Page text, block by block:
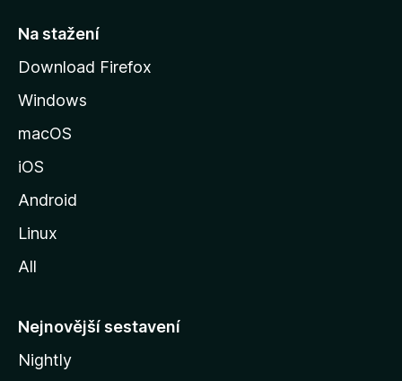
t
á
n
M
o
l
y
Na stažení
Download Firefox
Windows
macOS
iOS
Android
Linux
All
Nejnovější sestavení
Nightly